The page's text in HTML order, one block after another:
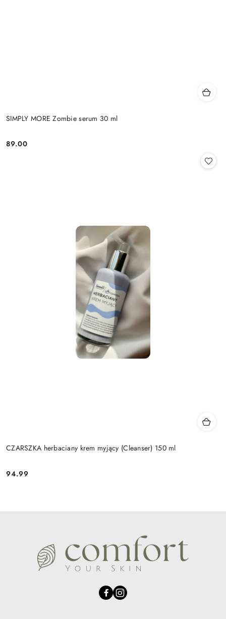
SIMPLY MORE Zombie serum 30 ml
Cena:
89.00
CZARSZKA herbaciany krem myjący (Cleanser) 150 ml
Cena:
94.99